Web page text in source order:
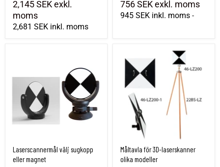
2,145 SEKexkl.
moms
2,681 SEK inkl. moms
756 SEKexkl. moms
945 SEK inkl. moms -
Laserscannermål välj sugkopp
eller magnet
Måltavla för 3D-laserskanner olika
Måltavla för 3D-laserskanner
olika modeller